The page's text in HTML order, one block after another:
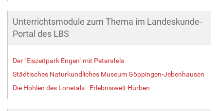
Unterrichtsmodule zum Thema im Landeskunde-
Portal des LBS
Der "Eiszeitpark Engen" mit Petersfels
Städtisches Naturkundliches Museum Göppingen-Jebenhausen
Die Höhlen des Lonetals - Erlebniswelt Hürben